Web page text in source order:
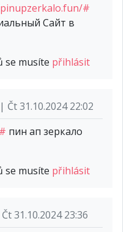
#
Сайт в
se musíte přihlásit
31.10.2024 22:02
пин ап зеркало
se musíte přihlásit
31.10.2024 23:36